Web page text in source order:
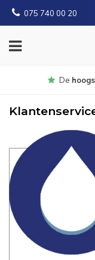
075 740 00 20